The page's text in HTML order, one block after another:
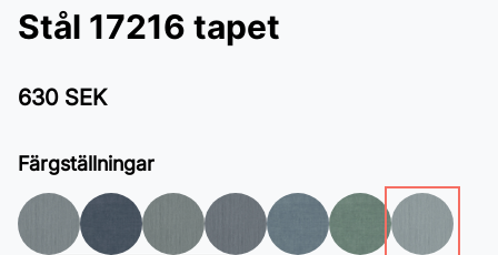
Stål 17216 tapet
630 SEK
Färgställningar